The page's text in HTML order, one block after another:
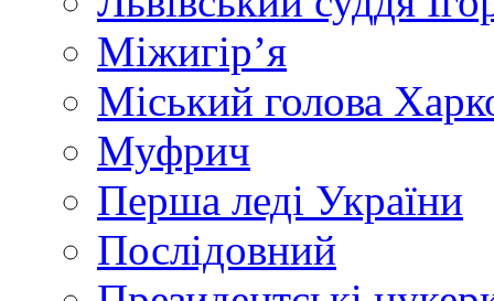
Міжигір’я
Міський голова
Муфрич
Перша леді України
Послідовний